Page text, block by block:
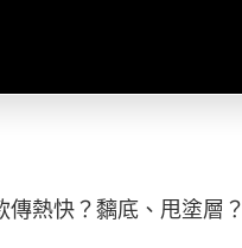
熱快？黐底、甩塗層？